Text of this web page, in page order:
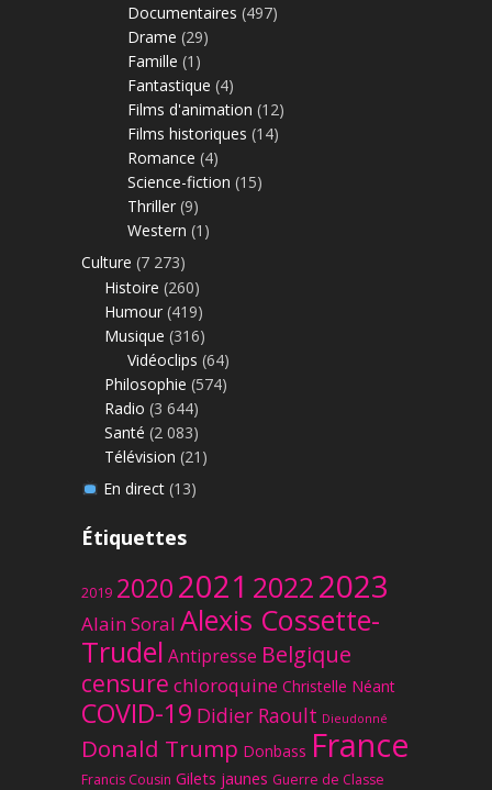
Documentaires (497)
Drame (29)
Famille (1)
Fantastique (4)
Films d'animation (12)
Films historiques (14)
Romance (4)
Science-fiction (15)
Thriller (9)
Western (1)
Culture (7 273)
Histoire (260)
Humour (419)
Musique (316)
Vidéoclips (64)
Philosophie (574)
Radio (3 644)
Santé (2 083)
Télévision (21)
En direct(13)
Étiquettes
2019 20202021 20222023
Alain Soral Alexis Cossette-
Trudel Antipresse Belgique
censure chloroquine Christelle Néant
COVID-19 Didier Raoult Dieudonné
Donald Trump Donbass France
Francis Cousin Gilets jaunes Guerre de Classe